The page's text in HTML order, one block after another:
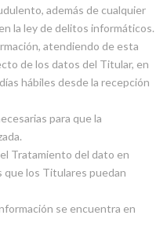
además de cualquier
la ley de delitos informáticos.
atendiendo de esta
de los datos del Titular, en
hábiles desde la recepción
para que la
Tratamiento del dato en
que los Titulares puedan
se encuentra en